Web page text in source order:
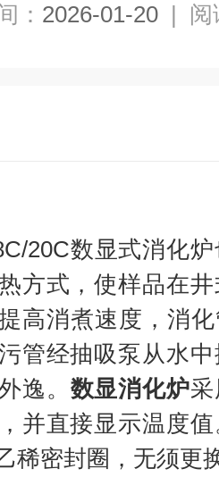
： 2026-01-20 | 阅
20C数显式消化
方式，使样品在
高消煮速度，消
管经抽吸泵从水
逸。 数显消化炉
并直接显示温度
稀密封圈，无须更